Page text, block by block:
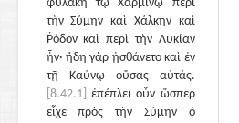
φυλακὴ τῷ Χαρμίνῳ περὶ
τὴν Σύμην καὶ Χάλκην καὶ
Ῥόδον καὶ περὶ τὴν Λυκίαν
ἦν· ἤδη γὰρ ᾐσθάνετο καὶ ἐν
τῇ Καύνῳ οὔσας αὐτάς.
[8.42.1] ἐπέπλει οὖν ὥσπερ
εἶχε πρὸς τὴν Σύμην ὁ